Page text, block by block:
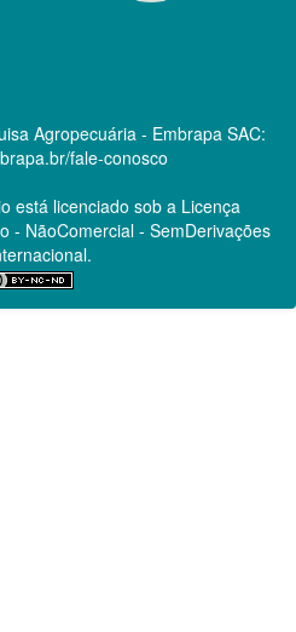
Agropecuária - Embrapa SAC:
fale-conosco
está licenciado sob a Licença
- NãoComercial - SemDerivações